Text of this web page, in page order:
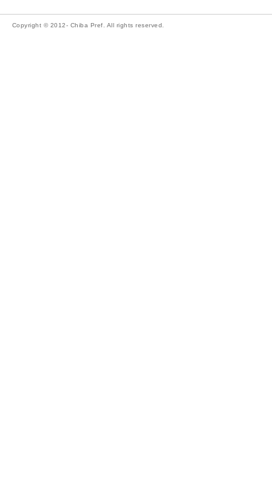
Copyright © 2012- Chiba Pref. All rights reserved.